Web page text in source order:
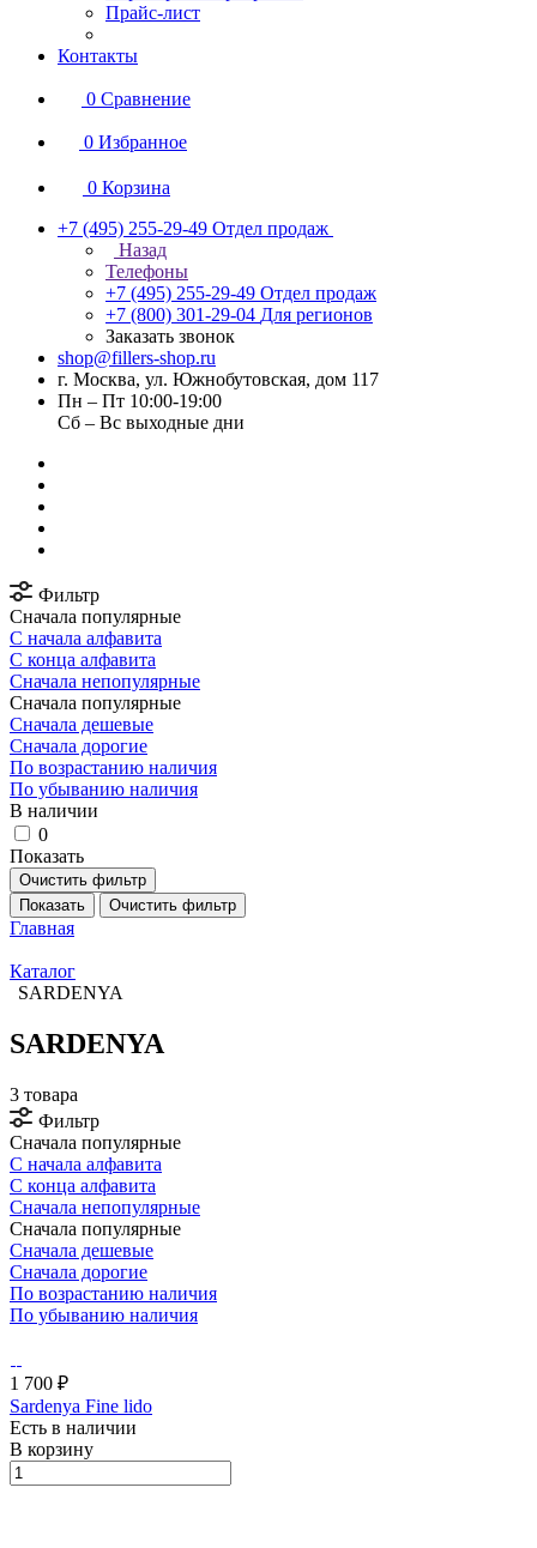
Прайс-лист
Контакты
0 Сравнение
0 Избранное
0 Корзина
+7 (495) 255-29-49 Отдел продаж
Назад
Телефоны
+7 (495) 255-29-49 Отдел продаж
+7 (800) 301-29-04 Для регионов
Заказать звонок
shop@fillers-shop.ru
г. Москва, ул. Южнобутовская, дом 117
Пн – Пт 10:00-19:00
Сб – Вс выходные дни
Фильтр
Сначала популярные
С начала алфавита
С конца алфавита
Сначала непопулярные
Сначала популярные
Сначала дешевые
Сначала дорогие
По возрастанию наличия
По убыванию наличия
В наличии
0
Показать
Очистить фильтр
Показать
Очистить фильтр
Главная
Каталог
SARDENYA
SARDENYA
3 товара
Фильтр
Сначала популярные
С начала алфавита
С конца алфавита
Сначала непопулярные
Сначала популярные
Сначала дешевые
Сначала дорогие
По возрастанию наличия
По убыванию наличия
1 700 ₽
Sardenya Fine lido
Есть в наличии
В корзину